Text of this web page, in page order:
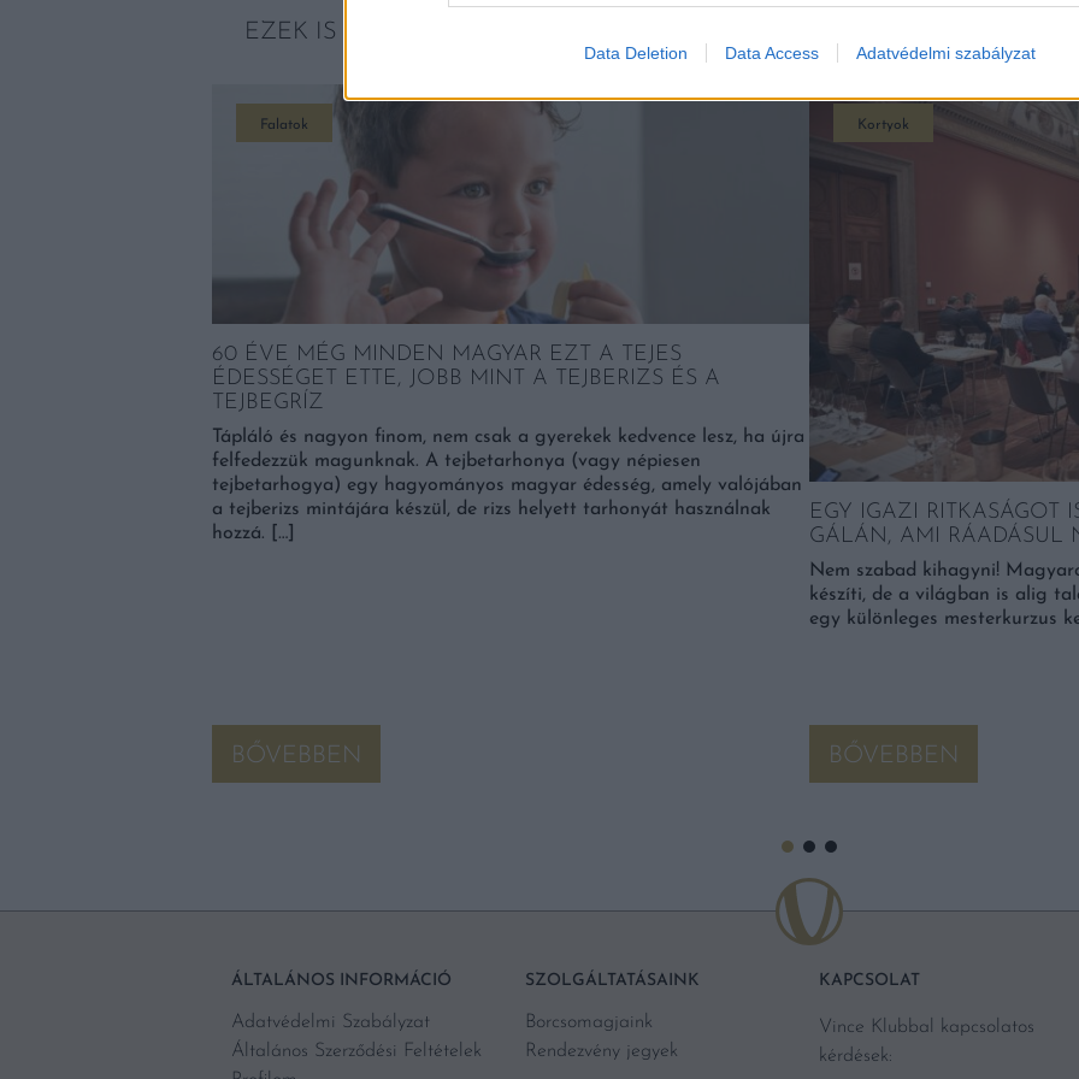
Data Deletion Data Access Adatvédelmi szabályzat
EZEK IS ÉRDEKELHETNEK
Falatok
60 ÉVE MÉG MINDEN MAGYAR EZT A TEJES
ÉDESSÉGET ETTE, JOBB MINT A TEJBERIZS ÉS A
TEJBEGRÍZ
Tápláló és nagyon finom, nem csak a gyerekek kedvence lesz, ha újra
felfedezzük magunknak. A tejbetarhonya (vagy népiesen
tejbetarhogya) egy hagyományos magyar édesség, amely valójában
a tejberizs mintájára készül, de rizs helyett tarhonyát használnak
hozzá. […]
BŐVEBBEN
Kortyok
EGY IGAZI RITKASÁGOT
GÁLÁN, AMI RÁADÁSUL
Nem szabad kihagyni!
készíti, de a világban is alig
egy különleges mesterkurzus
BŐVEBBEN
ÁLTALÁNOS INFORMÁCIÓ
Adatvédelmi Szabályzat
Általános Szerződési Feltételek
SZOLGÁLTATÁSAINK
Borcsomagjaink
Rendezvény jegyek
KAPCSOLAT
Vince Klubbal kapcsolatos
kérdések: